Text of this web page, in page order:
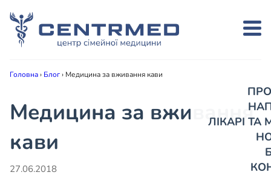
ЛІКАРІ
Головна› Блог› Медицина за вживання кави
Медицина за вживання
кави
27.06.2018